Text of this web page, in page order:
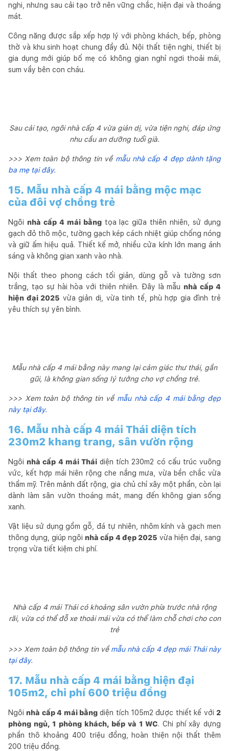
nghi, nhưng sau cải tạo trở nên vững chắc, hiện đại và thoáng
mát.
Công năng được sắp xếp hợp lý với phòng khách, bếp, phòng
thờ và khu sinh hoạt chung đầy đủ. Nội thất tiện nghi, thiết bị
gia dụng mới giúp bố mẹ có không gian nghỉ ngơi thoải mái,
sum vầy bên con cháu.
Sau cải tạo, ngôi nhà cấp 4 vừa giản dị, vừa tiện nghi, đáp ứng
nhu cầu an dưỡng tuổi già.
>>> Xem toàn bộ thông tin về mẫu nhà cấp 4 đẹp dành tặng
ba mẹ tại đây.
15. Mẫu nhà cấp 4 mái bằng mộc mạc
của đôi vợ chồng trẻ
Ngôi nhà cấp 4 mái bằngtọa lạc giữa thiên nhiên, sử dụng
gạch đỏ thô mộc, tường gạch kép cách nhiệt giúp chống nóng
và giữ ấm hiệu quả. Thiết kế mở, nhiều cửa kính lớn mang ánh
sáng và không gian xanh vào nhà.
Nội thất theo phong cách tối giản, dùng gỗ và tường sơn
trắng, tạo sự hài hòa với thiên nhiên. Đây là mẫu nhà cấp 4
hiện đại 2025 vừa giản dị, vừa tinh tế, phù hợp gia đình trẻ
yêu thích sự yên bình.
Mẫu nhà cấp 4 mái bằng này mang lại cảm giác thư thái, gần
gũi, là không gian sống lý tưởng cho vợ chồng trẻ.
>>> Xem toàn bộ thông tin vềmẫu nhà cấp 4 mái bằng đẹp
này tại đây.
16. Mẫu nhà cấp 4 mái Thái diện tích
230m2 khang trang, sân vườn rộng
Ngôi nhà cấp 4 mái Tháidiện tích 230m2 có cấu trúc vuông
vức, kết hợp mái hiên rộng che nắng mưa, vừa bền chắc vừa
thẩm mỹ. Trên mảnh đất rộng, gia chủ chỉ xây một phần, còn lại
dành làm sân vườn thoáng mát, mang đến không gian sống
xanh.
Vật liệu sử dụng gồm gỗ, đá tự nhiên, nhôm kính và gạch men
thông dụng, giúp ngôi nhà cấp 4 đẹp 2025 vừa hiện đại, sang
trọng vừa tiết kiệm chi phí.
Nhà cấp 4 mái Thái có khoảng sân vườn phía trước nhà rộng
rãi, vừa có thể đỗ xe thoải mái vừa có thể làm chỗ chơi cho con
trẻ
>>> Xem toàn bộ thông tin về mẫu nhà cấp 4 đẹp mái Thái này
tại đây.
17. Mẫu nhà cấp 4 mái bằng hiện đại
105m2, chi phí 600 triệu đồng
Ngôi nhà cấp 4 mái bằngdiện tích 105m2 được thiết kế với 2
phòng ngủ, 1 phòng khách, bếp và 1 WC. Chi phí xây dựng
phần thô khoảng 400 triệu đồng, hoàn thiện nội thất thêm
200 triệu đồng.